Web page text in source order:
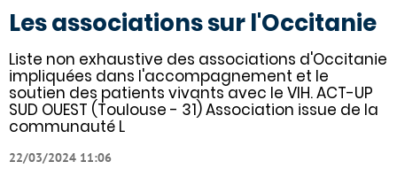
Les associations sur l'Occitanie
Liste non exhaustive des associations d'Occitanie
impliquées dans l'accompagnement et le
soutien des patients vivants avec le VIH. ACT-UP
SUD OUEST (Toulouse - 31) Association issue de la
communauté L
22/03/2024 11:06